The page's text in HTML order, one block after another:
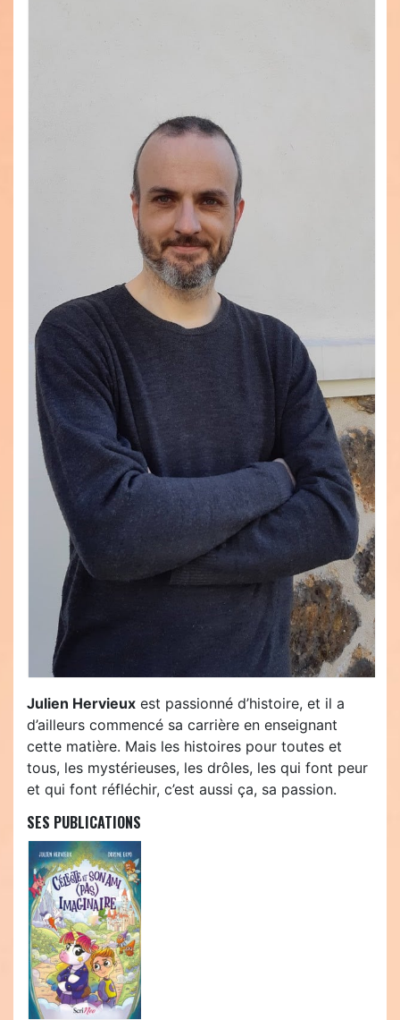
Julien Hervieux est passionné d’histoire, et il a
d’ailleurs commencé sa carrière en enseignant
cette matière. Mais les histoires pour toutes et
tous, les mystérieuses, les drôles, les qui font peur
et qui font réfléchir, c’est aussi ça, sa passion.
SES PUBLICATIONS